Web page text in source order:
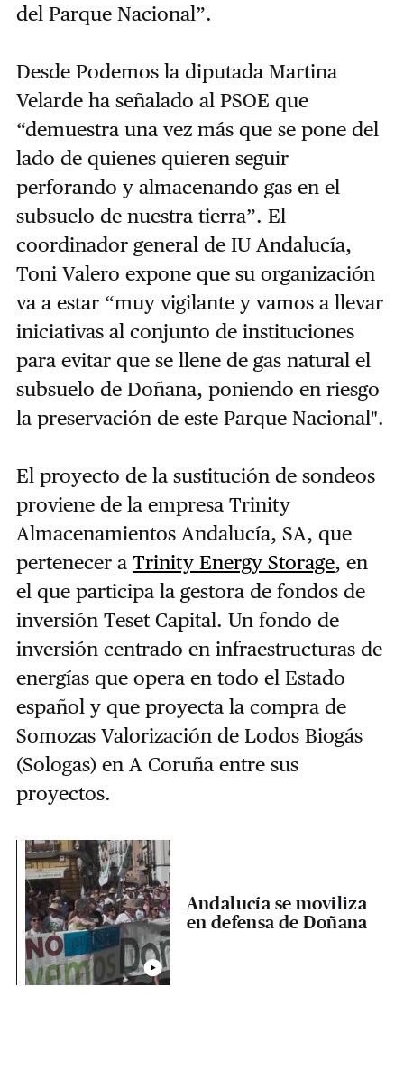
del Parque Nacional”.
Desde Podemos la diputada Martina
Velarde ha señalado al PSOE que
“demuestra una vez más que se pone del
lado de quienes quieren seguir
perforando y almacenando gas en el
subsuelo de nuestra tierra”. El
coordinador general de IU Andalucía,
Toni Valero expone que su organización
va a estar “muy vigilante y vamos a llevar
iniciativas al conjunto de instituciones
para evitar que se llene de gas natural el
subsuelo de Doñana, poniendo en riesgo
la preservación de este Parque Nacional".
El proyecto de la sustitución de sondeos
proviene de la empresa Trinity
Almacenamientos Andalucía, SA, que
pertenecer a Trinity Energy Storage, en
el que participa la gestora de fondos de
inversión Teset Capital. Un fondo de
inversión centrado en infraestructuras de
energías que opera en todo el Estado
español y que proyecta la compra de
Somozas Valorización de Lodos Biogás
(Sologas) en A Coruña entre sus
proyectos.
Andalucía se moviliza
en defensa de Doñana